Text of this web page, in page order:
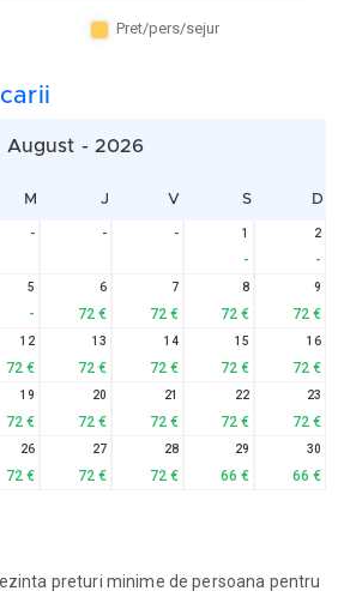
Pret/pers/sejur
August - 2026
M J V S D
- - - 1
-
2
-
5
-
6
72 €
7
72 €
8
72 €
9
72 €
12
72 €
13
72 €
14
72 €
15
72 €
16
72 €
19
72 €
20
72 €
21
72 €
22
72 €
23
72 €
26
72 €
27
72 €
28
72 €
29
66 €
30
66 €
preturi minime de persoana pentru